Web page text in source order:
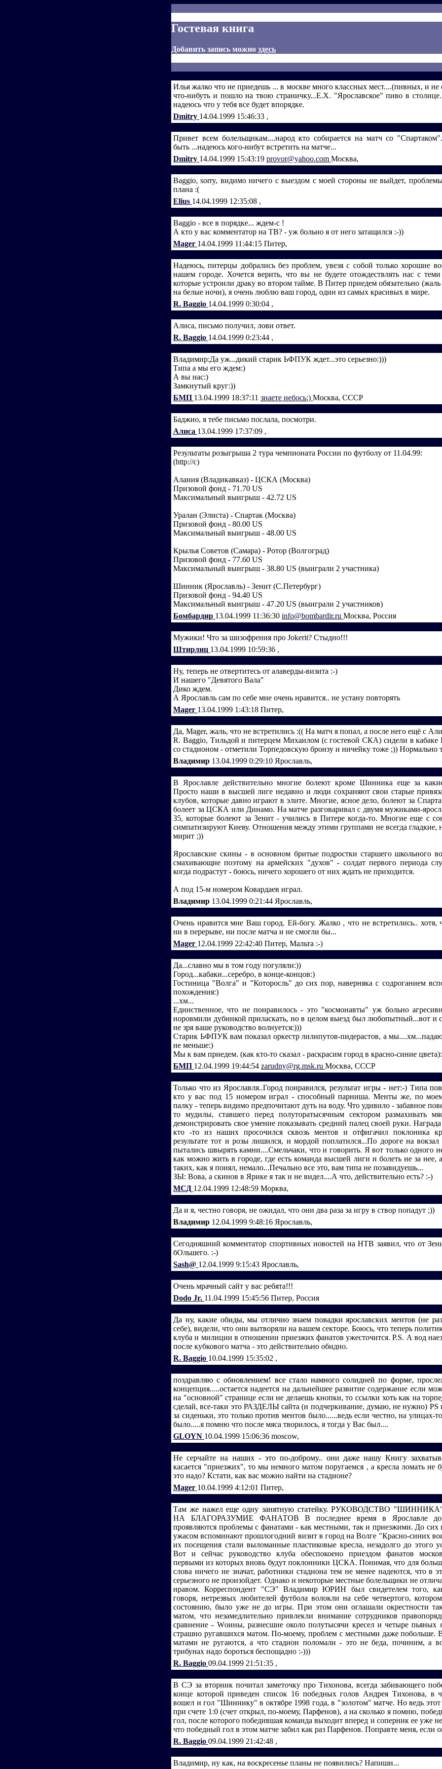
Гостевая книга
Добавить запись можно здесь
Илья жалко что не приедешь ... в москве много классных мест....(пивных, и не
что-нибуть и пошло на твою страничку...E.X. "Ярославское" пиво в
надеюсь что у тебя все будет впорядке.
Dmitry 14.04.1999 15:46:33 ,
Привет всем болельщикам....народ кто собирается на матч со
быть ...надеюсь кого-нибут встретить на матче...
Dmitry 14.04.1999 15:43:19 provor@yahoo.com Москва,
Baggio, sorry, видимо ничего с выездом с моей стороны не выйдет,
плана :(
Elius 14.04.1999 12:35:08 ,
Baggio - все в порядке... ждем-с !
А кто у вас комментатор на ТВ? - уж больно я от него затащился :-))
Mager 14.04.1999 11:44:15 Питер,
Надеюсь, питерцы добрались без проблем, увезя с собой только хорошие
нашем городе. Хочется верить, что вы не будете отождествлять нас с
которые устроили драку во втором тайме. В Питер приедем обязательно (жаль
на белые ночи), я очень люблю ваш город, один из самых красивых в мире.
R. Baggio 14.04.1999 0:30:04 ,
Алиса, письмо получил, лови ответ.
R. Baggio 14.04.1999 0:23:44 ,
Владимир:Да уж...дикий старик ЬФПУК ждет...это серьезно:)))
Типа а мы его ждем:)
А вы нас:)
Замкнутый круг:))
БМП 13.04.1999 18:37:11 знаете небось:) Москва, СССР
Баджио, я тебе письмо послала, посмотри.
Алиса 13.04.1999 17:37:09 ,
Результаты розыгрыша 2 тура чемпионата России по футболу от 11.04.99:
(http://c)
Алания (Владикавказ) - ЦСКА (Москва)
Призовой фонд - 71.70 US
Максимальный выигрыш - 42.72 US
Уралан (Элиста) - Спартак (Москва)
Призовой фонд - 80.00 US
Максимальный выигрыш - 48.00 US
Крылья Советов (Самара) - Ротор (Волгоград)
Призовой фонд - 77.60 US
Максимальный выигрыш - 38.80 US (выиграли 2 участника)
Шинник (Ярославль) - Зенит (С.Петербург)
Призовой фонд - 94.40 US
Максимальный выигрыш - 47.20 US (выиграли 2 участников)
Бомбардир 13.04.1999 11:36:30 info@bombardir.ru Москва, Россия
Мужики! Что за шизофрения про Jokerit? Стыдно!!!
Штирлиц 13.04.1999 10:59:36 ,
Ну, теперь не отвертитесь от алаверды-визита :-)
И нашего "Девятого Вала"
Дико ждем.
А Ярославль сам по себе мне очень нравится.. не устану повторять
Mager 13.04.1999 1:43:18 Питер,
Да, Mager, жаль, что не встретились :(( На матч я попал, а после него ещё с
R. Baggio, Тильдой и питерцем Михаилом (с гостевой СКА) сидели в
со стадионом - отметили Торпедовскую бронзу и ничейку тоже ;)) Нормально
Владимир 13.04.1999 0:29:10 Ярославль,
В Ярославле действительно многие болеют кроме Шинника еще за
Просто наши в высшей лиге недавно и люди сохраняют свои старые
клубов, которые давно играют в элите. Многие, ясное дело, болеют за
болеет за ЦСКА или Динамо. На матче разговаривал с двумя мужиками-
35, которые болеют за Зенит - учились в Питере когда-то. Многие еще с
симпатизируют Киеву. Отношения между этими группами не всегда
мирит ;))
Ярославские скины - в основном бритые подростки старшего школьного
смахивающие поэтому на армейских "духов" - солдат первого периода
когда подрастут - боюсь, ничего хорошего от них ждать не приходится.
А под 15-м номером Ковардаев играл.
Владимир 13.04.1999 0:21:44 Ярославль,
Очень нравится мне Ваш город. Ей-богу. Жалко , что не встретились.. хотя,
ни в перерыве, ни после матча и не смогли бы...
Mager 12.04.1999 22:42:40 Питер, Мальта :-)
Да...славно мы в том году погуляли:))
Город...кабаки...серебро, в конце-концов:)
Гостиница "Волга" и "Которосль" до сих пор, наверняка с содроганием
похождения:)
...хм...
Единственное, что не понравилось - это "космонавты" уж больно
норовмили дубинкой приласкать, но в целом выезд был любопытный...вот и
не зря ваше руководство волнуется:)))
Старик ЬФПУК вам показал оркестр лилипутов-пидерастов, а
не меньше:)
Мы к вам приедем. (как кто-то сказал - раскрасим город в красно-синие
БМП 12.04.1999 19:44:54 zarudny@rg.msk.ru Москва, СССР
Только что из Ярославля..Город понравился, результат игры - нет:-) Типа
кто у вас под 15 номером играл - способный парниша. Менты же, по
палку - теперь видимо предпочитают дуть на воду. Что удивило - забавное
то мудилы, ставшего перед полуторатысячным сектором размахивать
демонстрировать свое умение показывать средний палец своей руки.
кто -то из наших просочился сквозь ментов и отфигачил поклоника
результате тот и розы лишился, и мордой поплатился...По дороге на вокзал
пытались швырять камни....Смельчаки, что и говорить. Я вот только одного
как можно жить в городе, где есть команда высшей лиги и болеть не за нее,
таких, как я понял, немало...Печально все это, вам типа не позавидуешь...
ЗЫ: Вова, а скинов в Ярике я так и не видел....А что, действительно есть? :-)
МСД 12.04.1999 12:48:59 Морква,
Да и я, честно говоря, не ожидал, что они два раза за игру в створ попадут ;))
Владимир 12.04.1999 9:48:16 Ярославль,
Сегодняшний комментатор спортивных новостей на НТВ заявил, что от
бОльшего. :-)
Sash@ 12.04.1999 9:15:43 Ярославль,
Очень мрачный сайт у вас ребята!!!
Dodo Jr. 11.04.1999 15:45:56 Питер, Россия
Да ну, какие обиды, мы отлично знаем повадки ярославских ментов (не
себе), видели, что они вытворяли на вашем секторе. Боюсь, что теперь
клуба и милиции в отношении приезжих фанатов ужесточится. P.S. А вод
после кубкового матча - это действительно обидно.
R. Baggio 10.04.1999 15:35:02 ,
поздравляю с обновлением! все стало намного солидней по форме,
концепция.....остается надеется на дальнейшее развитие содержание если
на "основной" странице если не делаешь кнопки, то ссылки хоть как на
сделай, все-таки это РАЗДЕЛЫ сайта (и подчеркивание, думаю, не нужно) PS
за сиденьки, это только против ментов было......ведь если честно, на улицах-
было.....я помню что после мяса творилось, я тогда у Вас был....
GLOYN 10.04.1999 15:06:36 moscow,
Не серчайте на наших - это по-доброму.. они даже нашу Книгу
касается "приезжих", то мы немного матом поругаемся , а кресла ломать не
это надо? Кстати, как вас можно найти на стадионе?
Mager 10.04.1999 4:12:01 Питер,
Там же нажел еще одну занятную статейку. РУКОВОДСТВО
НА БЛАГОРАЗУМИЕ ФАНАТОВ В последнее время в Ярославле
проявляются проблемы с фанатами - как местными, так и приезжими. До сих
ужасом вспоминают прошлогодний визит в город на Волге "Красно-синих
их посещения стали выломанные пластиковые кресла, незадолго до этого
Вот и сейчас руководство клуба обеспокоено приездом фанатов
первыми из которых вновь будут поклонники ЦСКА. Понимая, что для
слова ничего не значат, работники стадиона тем не менее надеются, что в
серьезного не произойдет. Однако и некоторые местные болельщики не
нравом. Корреспондент "СЭ" Владимир ЮРИН был свидетелем того,
говоря, нетрезвых любителей футбола волокли на себе четвертого,
состоянию, было уже не до игры. При этом они оглашали окрестности
матом, что незамедлительно привлекли внимание сотрудников
сравнение - Wоины, разнесшие около полутысячи кресел и четыре пьяных
страшно ругавшихся матом. По-моему, проблем с местными даже побольше.
матами не ругаются, а что стадион поломали - это не беда, починим, а
трибунах надо бороться беспощадно :-)))
R. Baggio 09.04.1999 21:51:35 ,
В СЭ за вторник почитал заметочку про Тихонова, всегда забивающего
конце которой приведен список 16 победных голов Андрея Тихонова, в
вошел и гол "Шиннику" в октябре 1998 года, в "золотом" матче. Но ведь этот
при счете 1:0 (счет открыл, по-моему, Парфенов), а на сколько я помню,
гол, после которого победившая команда выходит вперед и соперник ее уже
что победный гол в этом матче забил как раз Парфенов. Поправте меня, если
R. Baggio 09.04.1999 21:42:48 ,
Владимир, ну как, на воскресенье планы не появились? Напиши...